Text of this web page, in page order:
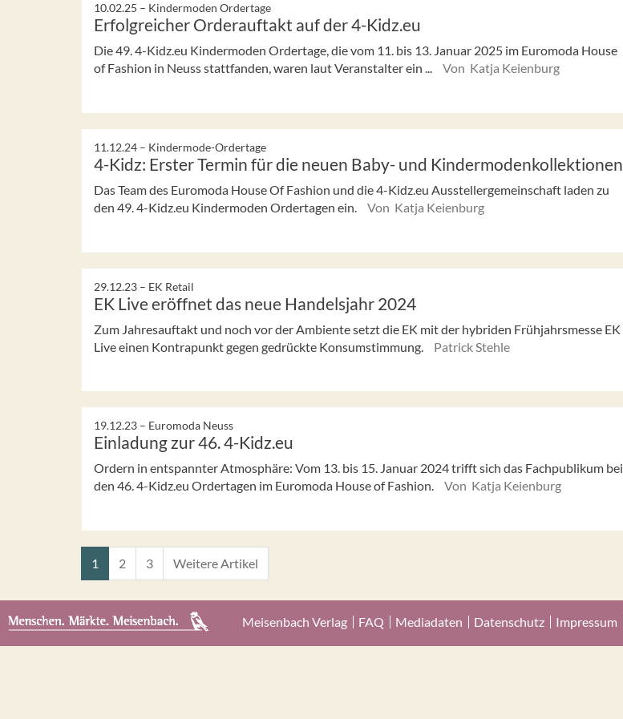
10.02.25 – Kindermoden Ordertage
Erfolgreicher Orderauftakt auf der 4-Kidz.eu
Die 49. 4-Kidz.eu Kindermoden Ordertage, die vom 11. bis 13. Januar 2025 im Euromoda House
of Fashion in Neuss stattfanden, waren laut Veranstalter ein ...
Von Katja Keienburg
11.12.24 – Kindermode-Ordertage
4-Kidz: Erster Termin für die neuen Baby- und Kindermodenkollektionen
Das Team des Euromoda House Of Fashion und die 4-Kidz.eu Ausstellergemeinschaft laden zu
den 49. 4-Kidz.eu Kindermoden Ordertagen ein.
Von Katja Keienburg
29.12.23 – EK Retail
EK Live eröffnet das neue Handelsjahr 2024
Zum Jahresauftakt und noch vor der Ambiente setzt die EK mit der hybriden Frühjahrsmesse EK
Live einen Kontrapunkt gegen gedrückte Konsumstimmung.
Patrick Stehle
19.12.23 – Euromoda Neuss
Einladung zur 46. 4-Kidz.eu
Ordern in entspannter Atmosphäre: Vom 13. bis 15. Januar 2024 trifft sich das Fachpublikum bei
den 46. 4-Kidz.eu Ordertagen im Euromoda House of Fashion.
Von Katja Keienburg
1 2 3 Weitere Artikel
Meisenbach Verlag FAQ Mediadaten Datenschutz Impressum